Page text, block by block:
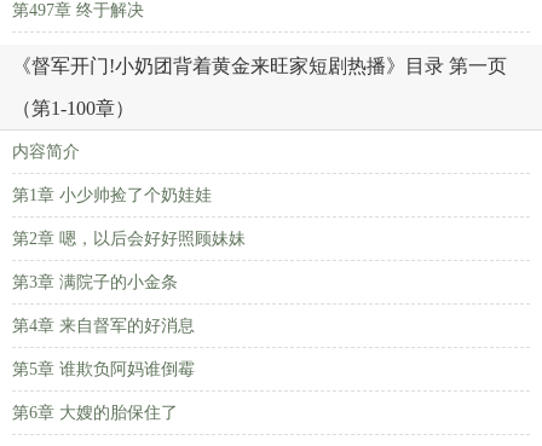
第497章 终于解决
《督军开门!小奶团背着黄金来旺家短剧热播》目录 第一页
（第1-100章）
内容简介
第1章 小少帅捡了个奶娃娃
第2章 嗯，以后会好好照顾妹妹
第3章 满院子的小金条
第4章 来自督军的好消息
第5章 谁欺负阿妈谁倒霉
第6章 大嫂的胎保住了